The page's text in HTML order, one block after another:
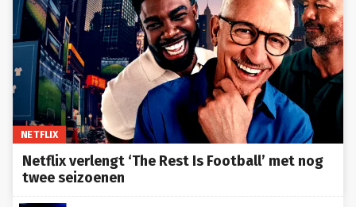
NETFLIX
Netflix verlengt ‘The Rest Is Football’ met nog
twee seizoenen